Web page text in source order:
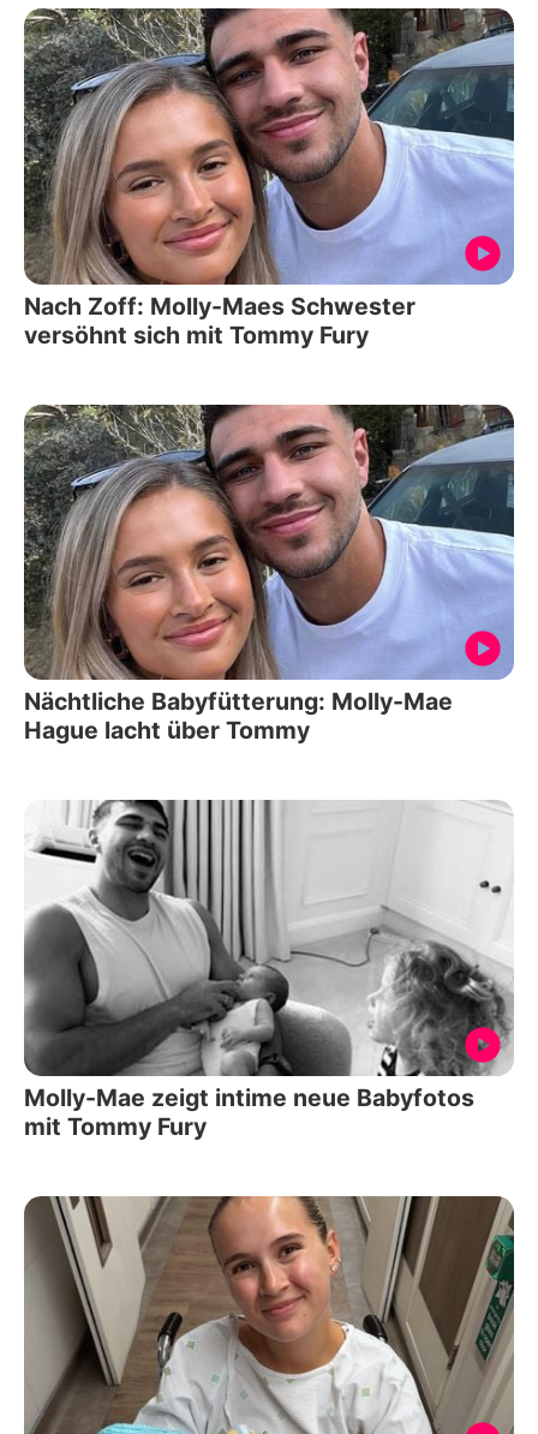
Nach Zoff: Molly-Maes Schwester
versöhnt sich mit Tommy Fury
Nächtliche Babyfütterung: Molly-Mae
Hague lacht über Tommy
Molly-Mae zeigt intime neue Babyfotos
mit Tommy Fury